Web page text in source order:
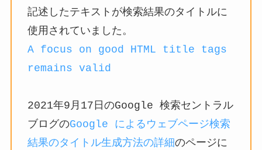
記述したテキストが検索結果のタイトルに
使用されていました。
A focus on good HTML title tags
remains valid
2021年9月17日のGoogle 検索セントラル
ブログのGoogle によるウェブページ検索
結果のタイトル生成方法の詳細のページに